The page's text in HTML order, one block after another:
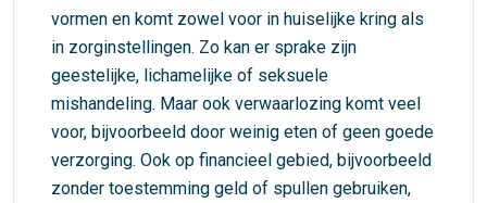
vormen en komt zowel voor in huiselijke kring als
in zorginstellingen. Zo kan er sprake zijn
geestelijke, lichamelijke of seksuele
mishandeling. Maar ook verwaarlozing komt veel
voor, bijvoorbeeld door weinig eten of geen goede
verzorging. Ook op financieel gebied, bijvoorbeeld
zonder toestemming geld of spullen gebruiken,